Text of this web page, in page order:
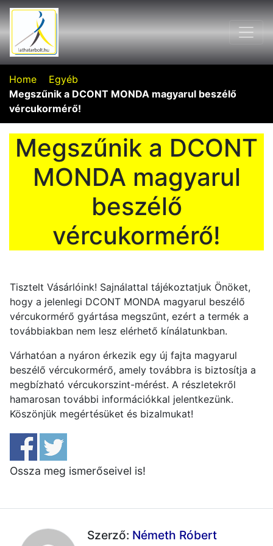
Home
Egyéb
Megszűnik a DCONT MONDA magyarul beszélő
vércukormérő!
Megszűnik a DCONT
MONDA magyarul
beszélő
vércukormérő!
Tisztelt Vásárlóink! Sajnálattal tájékoztatjuk Önöket,
hogy a jelenlegi DCONT MONDA magyarul beszélő
vércukormérő gyártása megszűnt, ezért a termék a
továbbiakban nem lesz elérhető kínálatunkban.
Várhatóan a nyáron érkezik egy új fajta magyarul
beszélő vércukormérő, amely továbbra is biztosítja a
megbízható vércukorszint-mérést. A részletekről
hamarosan további információkkal jelentkezünk.
Köszönjük megértésüket és bizalmukat!
Ossza meg ismerőseivel is!
Szerző: Németh Róbert